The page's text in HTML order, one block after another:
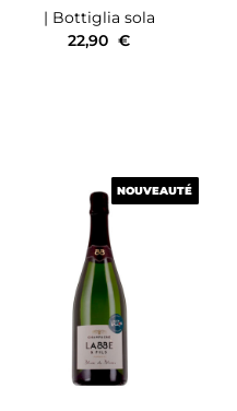
| Bottiglia sola
22,90 €
NOUVEAUTÉ
NOUVEAUTÉ